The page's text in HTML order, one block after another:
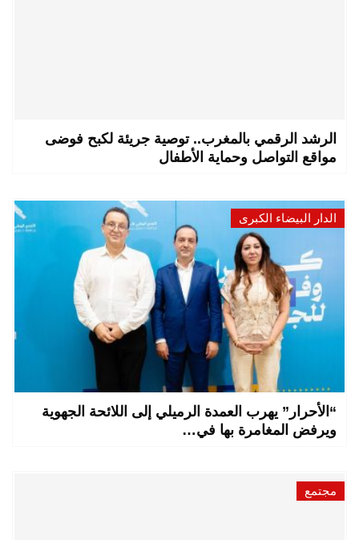
الرشد الرقمي بالمغرب.. توصية جريئة لكبح فوضى
مواقع التواصل وحماية الأطفال
الدار البيضاء الكبرى
“الأحرار” يهرب العمدة الرميلي إلى اللائحة الجهوية
ويرفض المغامرة بها في…
مجتمع